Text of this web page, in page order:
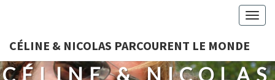
CÉLINE & NICOLAS PARCOURENT LE MONDE
CÉLINE & NICOLAS